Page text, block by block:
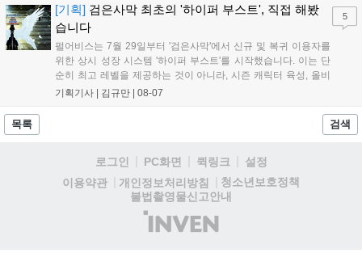
은 공식 페이지에서 확인 가능하다....
[기획] 검은사막 최초의 '하이퍼 부스트', 직접 해봤
습니다
펄어비스는 7월 29일부터 '검은사막'에서 신규 및 복귀 이용자를
위한 상시 성장 시스템 '하이퍼 부스트'를 시작했습니다. 이는 단
순히 최고 레벨을 제공하는 것이 아니라, 시즌 캐릭터 육성, 올비
아 아카데미 수료, 아침의 나라 설화 진행 등 4단계 과정을 통해
용자는 과제를 완수하며 동(V) 투발라 장비와 검은별 무기, 카라
기획기사 | 김규만 | 08-07
5
목록 검색
로그인 PC화면 퀵링크
설정
이용약관
개인정보처리방침
청소년보호정책
불법촬영물신고안내
(주)
인